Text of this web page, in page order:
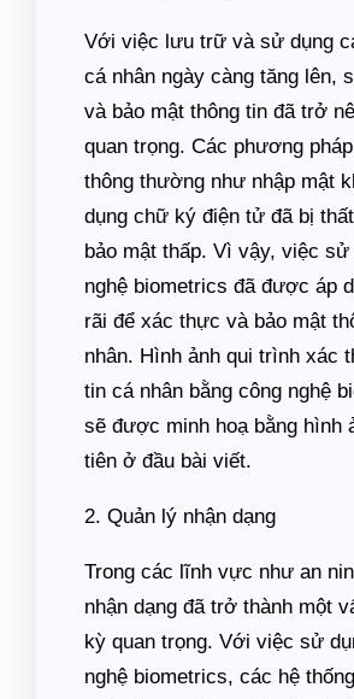
Với việc lưu trữ và sử dụng
cá nhân ngày càng tăng lên,
và bảo mật thông tin đã trở
quan trọng. Các phương
thông thường như nhập mật
dụng chữ ký điện tử đã bị
bảo mật thấp. Vì vậy, việc sử
nghệ biometrics đã được áp
rãi để xác thực và bảo mật
nhân. Hình ảnh qui trình xác
tin cá nhân bằng công nghệ
sẽ được minh hoạ bằng hình
tiên ở đầu bài viết.
2. Quản lý nhận dạng
Trong các lĩnh vực như an
nhận dạng đã trở thành một
kỳ quan trọng. Với việc sử
nghệ biometrics, các hệ